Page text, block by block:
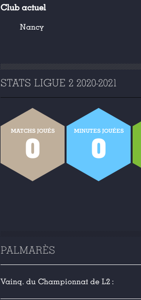
Club actuel
Nancy
STATS LIGUE 2 2020-2021
MATCHS JOUÉS
0
MINUTES JOUÉES
0
PALMARÈS
Vainq. du Championnat de L2 :